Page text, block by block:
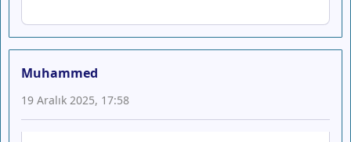
Muhammed
19 Aralık 2025, 17:58